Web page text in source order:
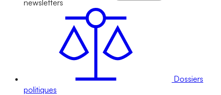
newsletters
Dossiers
politiques